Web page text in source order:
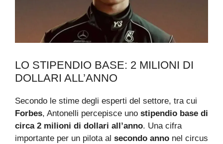
LO STIPENDIO BASE: 2 MILIONI DI
DOLLARI ALL’ANNO
Secondo le stime degli esperti del settore, tra cui
Forbes, Antonelli percepisce uno stipendio base di
circa 2 milioni di dollari all’anno. Una cifra
importante per un pilota al secondo anno nel circus